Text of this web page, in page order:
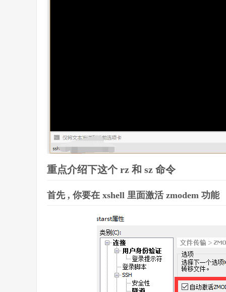
重点介绍下这个 rz 和 sz 命令
首先 , 你要在 xshell 里面激活 zmodem 功能